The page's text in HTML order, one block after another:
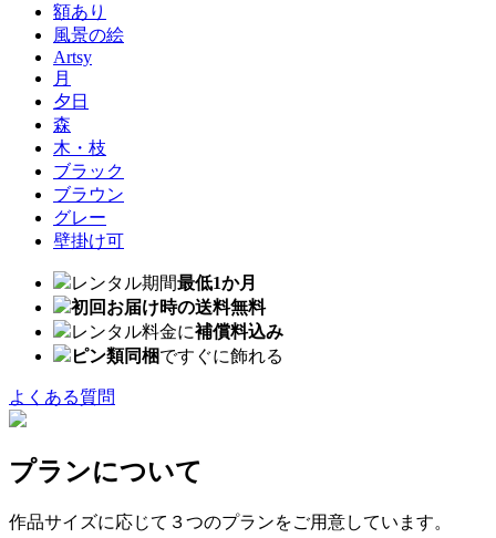
額あり
風景の絵
Artsy
月
夕日
森
木・枝
ブラック
ブラウン
グレー
壁掛け可
レンタル期間最低1か月
初回お届け時の送料無料
レンタル料金に補償料込み
ピン類同梱ですぐに飾れる
よくある質問
プランについて
作品サイズに応じて３つのプランをご用意しています。